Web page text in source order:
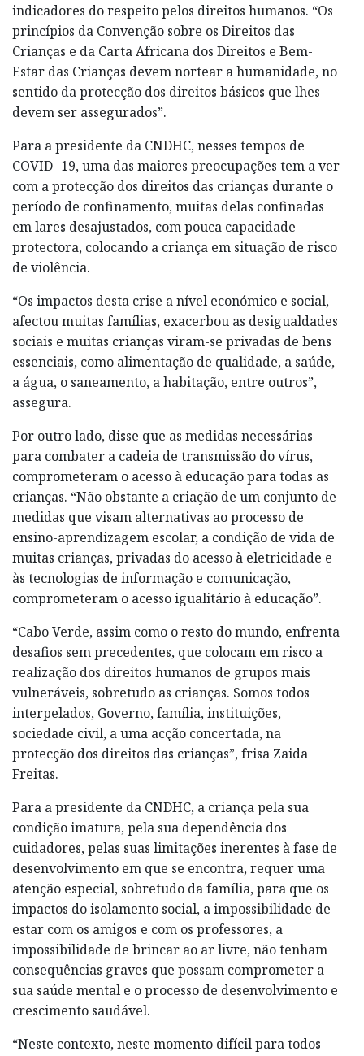
indicadores do respeito pelos direitos humanos. “Os
princípios da Convenção sobre os Direitos das
Crianças e da Carta Africana dos Direitos e Bem-
Estar das Crianças devem nortear a humanidade, no
sentido da protecção dos direitos básicos que lhes
devem ser assegurados”.
Para a presidente da CNDHC, nesses tempos de
COVID -19, uma das maiores preocupações tem a ver
com a protecção dos direitos das crianças durante o
período de confinamento, muitas delas confinadas
em lares desajustados, com pouca capacidade
protectora, colocando a criança em situação de risco
de violência.
“Os impactos desta crise a nível económico e social,
afectou muitas famílias, exacerbou as desigualdades
sociais e muitas crianças viram-se privadas de bens
essenciais, como alimentação de qualidade, a saúde,
a água, o saneamento, a habitação, entre outros”,
assegura.
Por outro lado, disse que as medidas necessárias
para combater a cadeia de transmissão do vírus,
comprometeram o acesso à educação para todas as
crianças. “Não obstante a criação de um conjunto de
medidas que visam alternativas ao processo de
ensino-aprendizagem escolar, a condição de vida de
muitas crianças, privadas do acesso à eletricidade e
às tecnologias de informação e comunicação,
comprometeram o acesso igualitário à educação”.
“Cabo Verde, assim como o resto do mundo, enfrenta
desafios sem precedentes, que colocam em risco a
realização dos direitos humanos de grupos mais
vulneráveis, sobretudo as crianças. Somos todos
interpelados, Governo, família, instituições,
sociedade civil, a uma acção concertada, na
protecção dos direitos das crianças”, frisa Zaida
Freitas.
Para a presidente da CNDHC, a criança pela sua
condição imatura, pela sua dependência dos
cuidadores, pelas suas limitações inerentes à fase de
desenvolvimento em que se encontra, requer uma
atenção especial, sobretudo da família, para que os
impactos do isolamento social, a impossibilidade de
estar com os amigos e com os professores, a
impossibilidade de brincar ao ar livre, não tenham
consequências graves que possam comprometer a
sua saúde mental e o processo de desenvolvimento e
crescimento saudável.
“Neste contexto, neste momento difícil para todos